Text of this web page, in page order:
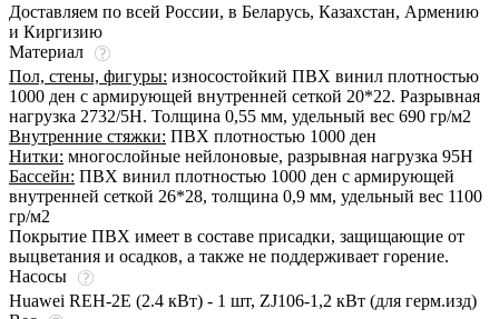
Доставляем по всей России, в Беларусь, Казахстан, Армению
и Киргизию
Материал
Пол, стены, фигуры: износостойкий ПВХ винил плотностью
1000 ден с армирующей внутренней сеткой 20*22. Разрывная
нагрузка 2732/5Н. Толщина 0,55 мм, удельный вес 690 гр/м2
Внутренние стяжки: ПВХ плотностью 1000 ден
Нитки: многослойные нейлоновые, разрывная нагрузка 95Н
Бассейн: ПВХ винил плотностью 1000 ден с армирующей
внутренней сеткой 26*28, толщина 0,9 мм, удельный вес 1100
гр/м2
Покрытие ПВХ имеет в составе присадки, защищающие от
выцветания и осадков, а также не поддерживает горение.
Насосы
Huawei REH-2E (2.4 кВт) - 1 шт, ZJ106-1,2 кВт (для герм.изд)